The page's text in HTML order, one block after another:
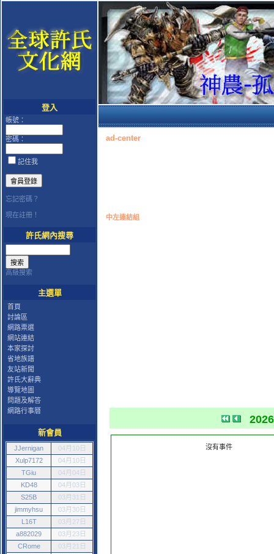
登入
帳號：
密碼：
記住我
忘記密碼？
現在註冊！
許氏網內搜尋
高級搜索
主選單
首頁
討論區
網路票選
網站連結
本家探討
省地族譜
友站新聞
許氏大辭典
導覽地圖
問題及解答
網路行事曆
新會員
JJernigan
04月10日
Xulp7172
04月10日
TGiu
04月04日
KD48
04月03日
S25B
03月31日
jimmyhsu
03月30日
L16T
03月27日
a882029
03月23日
CRome
03月21日
ad-center
中左連結組
沒有事件